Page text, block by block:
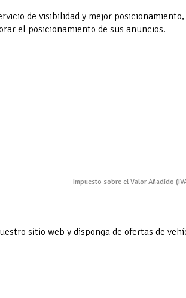
de visibilidad y mejor posicionamiento,
el posicionamiento de sus anuncios.
(IVA) no
sitio web y disponga de ofertas de